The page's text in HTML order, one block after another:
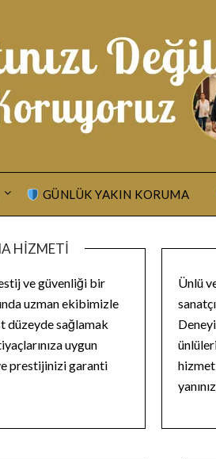
GÜNLÜK YAKIN KORUMA
HIZMETI
ve güvenliği bir
uzman ekibimizle
düzeyde sağlamak
uygun
prestijinizi garanti
Ünlü